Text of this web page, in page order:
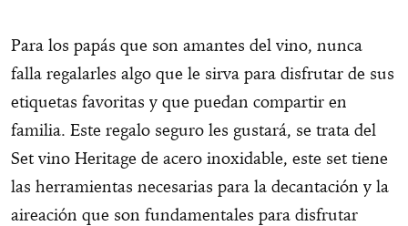
Para los papás que son amantes del vino, nunca
falla regalarles algo que le sirva para disfrutar de sus
etiquetas favoritas y que puedan compartir en
familia. Este regalo seguro les gustará, se trata del
Set vino Heritage de acero inoxidable, este set tiene
las herramientas necesarias para la decantación y la
aireación que son fundamentales para disfrutar